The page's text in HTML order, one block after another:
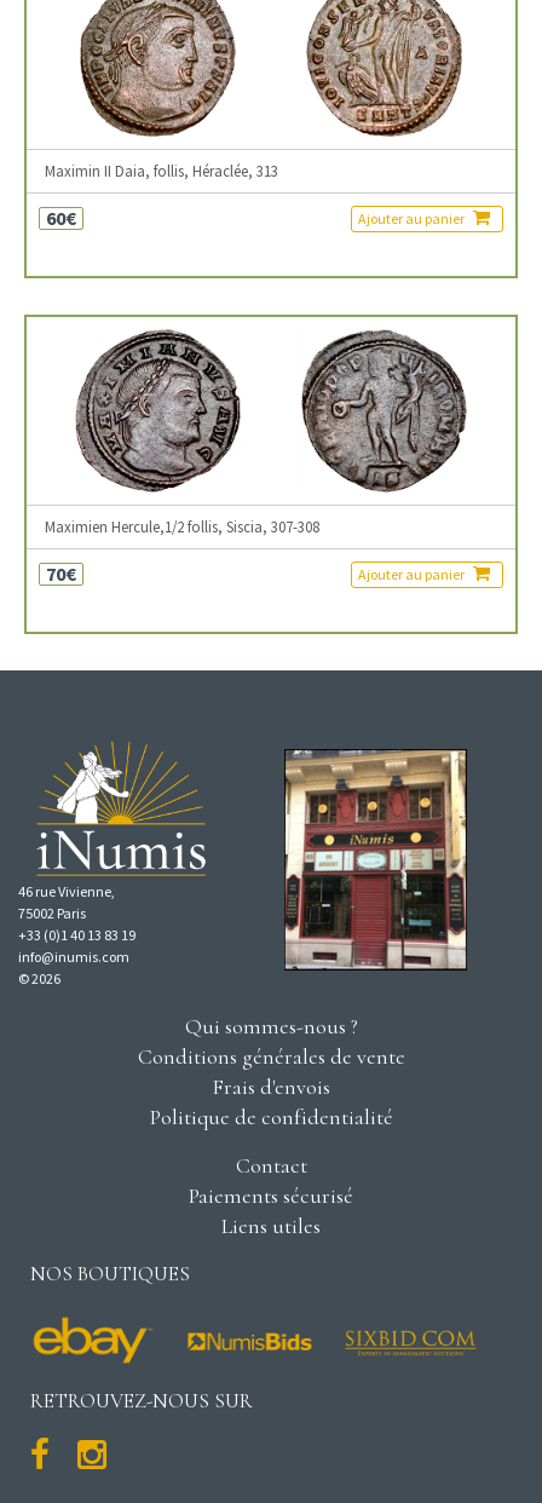
Maximin II Daia, follis, Héraclée, 313
60€ Ajouter au panier
Maximien Hercule,1/2 follis, Siscia, 307-308
70€ Ajouter au panier
46 rue Vivienne,
75002 Paris
+33 (0)1 40 13 83 19
info@inumis.com
© 2026
Qui sommes-nous ?
Conditions générales de vente
Frais d'envois
Politique de confidentialité
Contact
Paiements sécurisé
Liens utiles
NOS BOUTIQUES
RETROUVEZ-NOUS SUR